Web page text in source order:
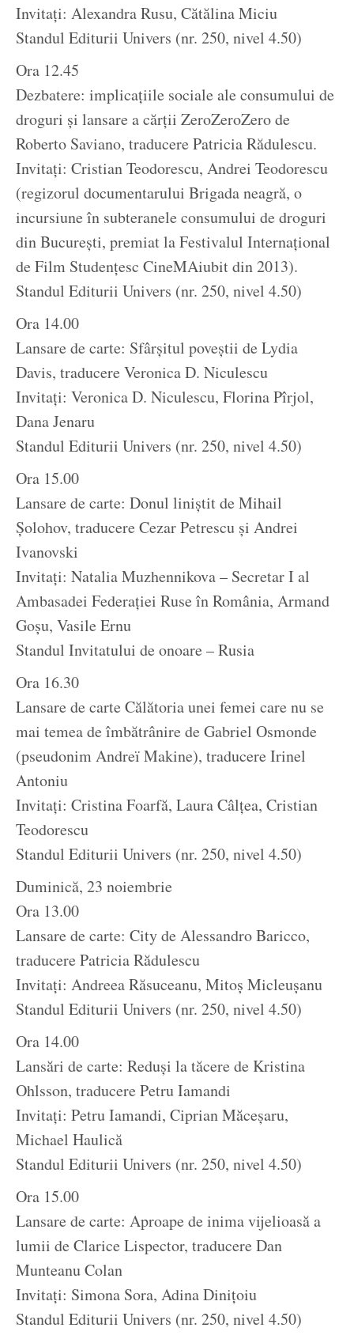
Invitați: Alexandra Rusu, Cătălina Miciu
Standul Editurii Univers (nr. 250, nivel 4.50)
Ora 12.45
Dezbatere: implicațiile sociale ale consumului de
droguri și lansare a cărții ZeroZeroZero de
Roberto Saviano, traducere Patricia Rădulescu.
Invitați: Cristian Teodorescu, Andrei Teodorescu
(regizorul documentarului Brigada neagră, o
incursiune în subteranele consumului de droguri
din București, premiat la Festivalul Internaţional
de Film Studenţesc CineMAiubit din 2013).
Standul Editurii Univers (nr. 250, nivel 4.50)
Ora 14.00
Lansare de carte: Sfârșitul poveștii de Lydia
Davis, traducere Veronica D. Niculescu
Invitați: Veronica D. Niculescu, Florina Pîrjol,
Dana Jenaru
Standul Editurii Univers (nr. 250, nivel 4.50)
Ora 15.00
Lansare de carte: Donul liniștit de Mihail
Șolohov, traducere Cezar Petrescu și Andrei
Ivanovski
Invitați: Natalia Muzhennikova – Secretar I al
Ambasadei Federației Ruse în România, Armand
Goșu, Vasile Ernu
Standul Invitatului de onoare – Rusia
Ora 16.30
Lansare de carte Călătoria unei femei care nu se
mai temea de îmbătrânire de Gabriel Osmonde
(pseudonim Andreï Makine), traducere Irinel
Antoniu
Invitați: Cristina Foarfă, Laura Câlțea, Cristian
Teodorescu
Standul Editurii Univers (nr. 250, nivel 4.50)
Duminică, 23 noiembrie
Ora 13.00
Lansare de carte: City de Alessandro Baricco,
traducere Patricia Rădulescu
Invitați: Andreea Răsuceanu, Mitoș Micleușanu
Standul Editurii Univers (nr. 250, nivel 4.50)
Ora 14.00
Lansări de carte: Reduși la tăcere de Kristina
Ohlsson, traducere Petru Iamandi
Invitați: Petru Iamandi, Ciprian Măceșaru,
Michael Haulică
Standul Editurii Univers (nr. 250, nivel 4.50)
Ora 15.00
Lansare de carte: Aproape de inima vijelioasă a
lumii de Clarice Lispector, traducere Dan
Munteanu Colan
Invitați: Simona Sora, Adina Dinițoiu
Standul Editurii Univers (nr. 250, nivel 4.50)